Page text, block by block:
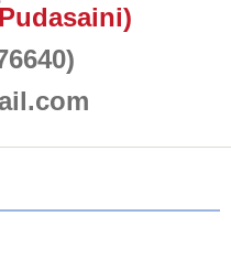
Pudasaini)